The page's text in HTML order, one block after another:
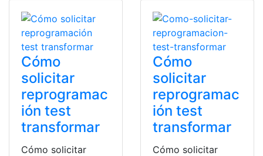
Cómo
solicitar
reprogramac
ión test
transformar
Cómo solicitar
Cómo
solicitar
reprogramac
ión test
transformar
Cómo solicitar